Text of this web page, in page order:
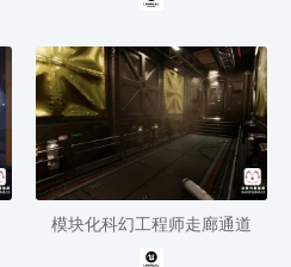
模块化科幻工程师走廊通道